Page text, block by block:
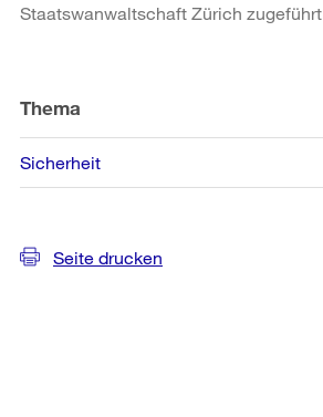
Staatswanwaltschaft Zürich zugeführt.
Informationen
Thema
Sicherheit
Seite drucken